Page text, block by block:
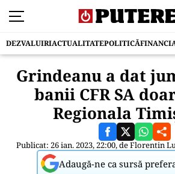
DEZVALUIRIACTUALITATEPOLITICĂ
Grindeanu a dat
banii CFR SA
Regionala
Publicat: 26 ian. 2023, 22:00, deFlorentin
Adaugă-ne ca sursă